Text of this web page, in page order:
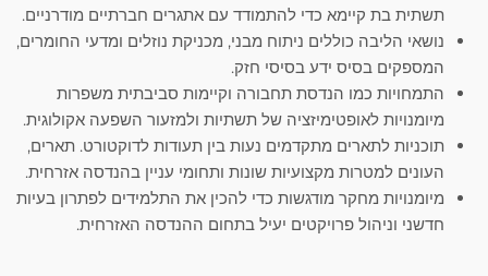
תשתית בת קיימא כדי להתמודד עם אתגרים חברתיים מודרניים.
נושאי הליבה כוללים ניתוח מבני, מכניקת נוזלים ומדעי החומרים,
המספקים בסיס ידע בסיסי חזק.
התמחויות כמו הנדסת תחבורה וקיימות סביבתית משפרות
מיומנויות לאופטימיזציה של תשתיות ולמזעור השפעה אקולוגית.
תוכניות לתארים מתקדמים נעות בין תעודות לדוקטורט. תארים,
העונים למטרות מקצועיות שונות ותחומי עניין בהנדסה אזרחית.
מיומנויות מחקר מודגשות כדי להכין את התלמידים לפתרון בעיות
חדשני וניהול פרויקטים יעיל בתחום ההנדסה האזרחית.